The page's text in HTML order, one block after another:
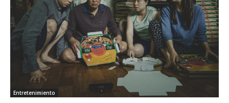
Entretenimiento